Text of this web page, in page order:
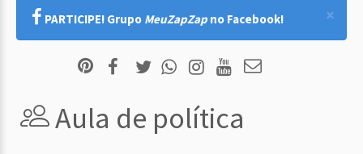
×
PARTICIPE! Grupo MeuZapZap no Facebook!
Aula de política